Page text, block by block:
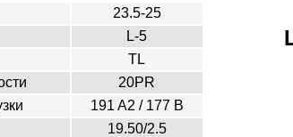
23.5-25
L-5
TL
20PR
191 A2 / 177 В
19.50/2.5